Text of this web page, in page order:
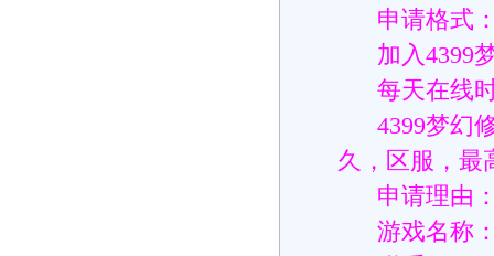
申请格式：
加入4399
每天在线时
4399梦幻修
久，区服，最
申请理由
游戏名称